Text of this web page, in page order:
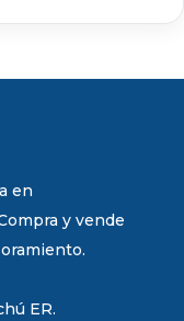
en
y vende
ER.